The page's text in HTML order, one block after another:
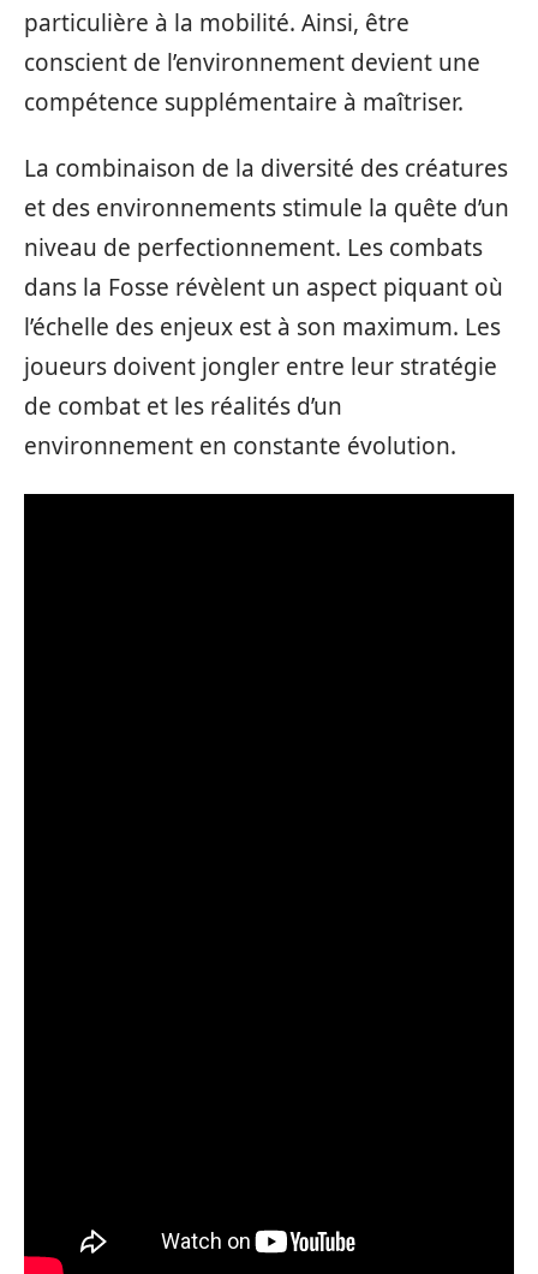
particulière à la mobilité. Ainsi, être
conscient de l’environnement devient une
compétence supplémentaire à maîtriser.
La combinaison de la diversité des créatures
et des environnements stimule la quête d’un
niveau de perfectionnement. Les combats
dans la Fosse révèlent un aspect piquant où
l’échelle des enjeux est à son maximum. Les
joueurs doivent jongler entre leur stratégie
de combat et les réalités d’un
environnement en constante évolution.